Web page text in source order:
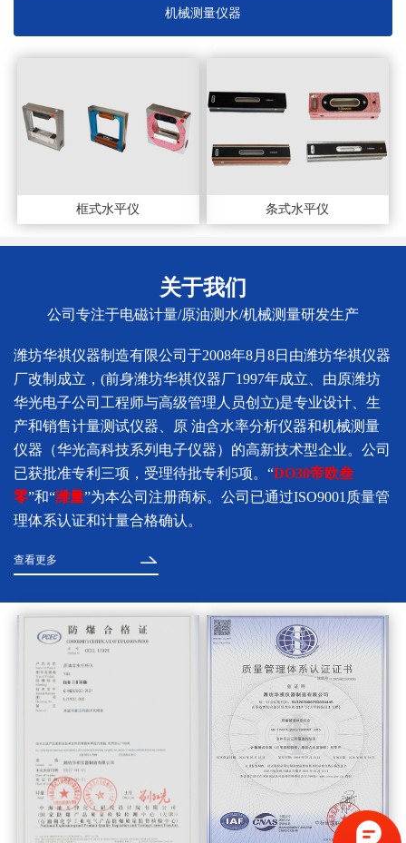
机械测量仪器
框式水平仪 条式水平仪
关于我们
公司专注于电磁计量/原油测水/机械测量研发生产
潍坊华祺仪器制造有限公司于2008年8月8日由潍坊华祺仪器
厂改制成立，(前身潍坊华祺仪器厂1997年成立、由原潍坊
华光电子公司工程师与高级管理人员创立)是专业设计、生
产和销售计量测试仪器、原 油含水率分析仪器和机械测量
仪器（华光高科技系列电子仪器）的高新技术型企业。公司
已获批准专利三项，受理待批专利5项。“DO30帝欧叁
零”和“潍量”为本公司注册商标。公司已通过ISO9001质量管
理体系认证和计量合格确认。
查看更多